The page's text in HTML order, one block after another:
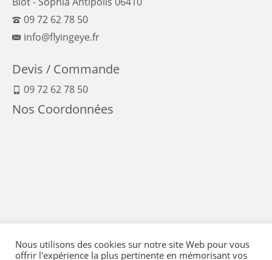
09 72 62 78 50
info@flyingeye.fr
Devis / Commande
09 72 62 78 50
Nos Coordonnées
Nous utilisons des cookies sur notre site Web pour vous
offrir l'expérience la plus pertinente en mémorisant vos